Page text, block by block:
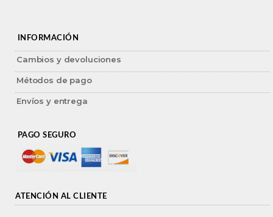
INFORMACIÓN
Cambios y devoluciones
Métodos de pago
Envíos y entrega
PAGO SEGURO
ATENCIÓN AL CLIENTE